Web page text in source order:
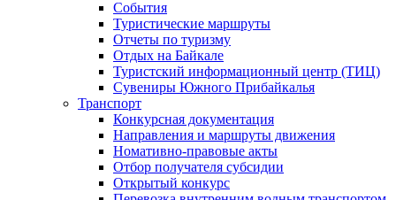
События
Туристические маршруты
Отчеты по туризму
Отдых на Байкале
Туристский информационный центр (ТИЦ)
Сувениры Южного Прибайкалья
Транспорт
Конкурсная документация
Направления и маршруты движения
Номативно-правовые акты
Отбор получателя субсидии
Открытый конкурс